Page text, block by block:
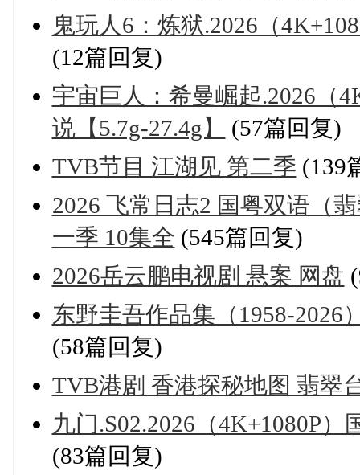
鬼玩人6：炼狱.2026（
(12篇回复)
宇宙巨人：希曼崛起.2026（
说【5.7g-27.4g】
(57篇回复)
TVB节目 江湖见 第二季 (139
2026 飞常日志2 国粤双语（
一季 10集全 (545篇回复)
2026岳云鹏电视剧 悬案 网盘
东野圭吾作品集（1958-2026
(58篇回复)
TVB港剧 香港探秘地图 翡翠
九门.S02.2026（4K+1080P
(83篇回复)